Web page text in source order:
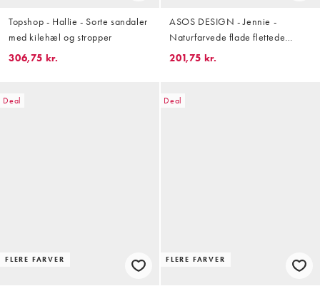
Topshop - Hallie - Sorte sandaler
med kilehæl og stropper
306,75 kr.
ASOS DESIGN - Jennie -
Naturfarvede flade flettede
ballerinasko i espadrille-stil
201,75 kr.
Deal
FLERE FARVER
Deal
FLERE FARVER